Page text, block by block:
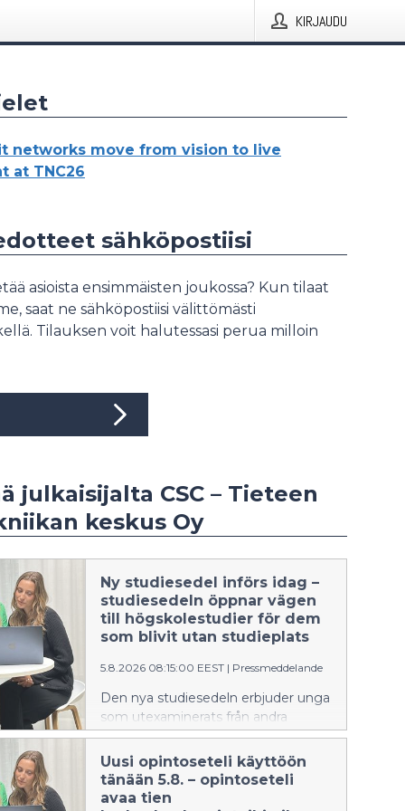
KIRJAUDU
networks move from vision to live
at TNC26
sähköpostiisi
asioista ensimmäisten joukossa? Kun tilaat
saat ne sähköpostiisi välittömästi
Tilauksen voit halutessasi perua milloin
julkaisijalta CSC – Tieteen
keskus Oy
Ny studiesedel införs idag –
studiesedeln öppnar vägen
till högskolestudier för dem
som blivit utan studieplats
5.8.2026 08:15:00 EEST | Pressmeddelande
Den nya studiesedeln erbjuder unga
som utexaminerats från andra
stadiet och som blivit utan
högskoleplats möjlighet att avlägga
30 studiepoäng öppna
högskolestudier helt avgiftsfritt.
Uusi opintoseteli käyttöön
tänään 5.8. – opintoseteli
avaa tien